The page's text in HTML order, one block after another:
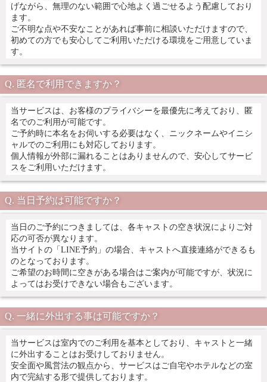
げながら、無理のない範囲で心地よく過ごせるよう配慮しており
ます。
ご不明な点や不安なことがあれば事前に相談いただけますので、
初めての方でも安心してご利用いただける環境をご用意していま
す。
匿名で利用できますか？
当サービスは、お客様のプライバシーを最優先に考えており、匿
名でのご利用が可能です。
ご予約時に本名をお伺いする必要はなく、ニックネームやイニシ
ャルでのご利用にも対応しております。
個人情報が外部に漏れることはありませんので、安心してサービ
スをご利用いただけます。
当日予約は可能ですか？
当日のご予約につきましては、各キャストの空き状況によりご対
応の可否が異なります。
当サイトの「LINE予約」の場合、キャストへ直接連絡ができるも
のとなっております。
ご希望のお時間に空きがある場合はご案内が可能ですが、状況に
よってはお受けできない場合もございます。
一緒に外出する事は可能ですか？
当サービスは室内でのご利用を基本としており、キャストと一緒
に外出することはお受けしておりません。
安全面や風営法の観点から、サービスはご自宅やホテルなどの室
内で完結する形で提供しております。